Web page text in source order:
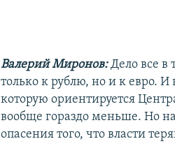
Валерий Миронов:Дело все в
только к рублю, но и к евро.
которую ориентируется
вообще гораздо меньше. Но
опасения того, что власти